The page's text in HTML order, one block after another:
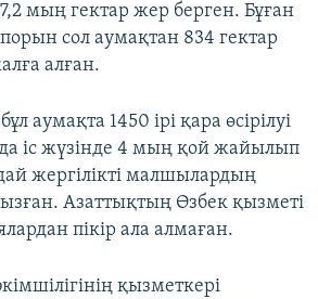
мың гектар жер берген. Бұған
сол аумақтан 834 гектар
алған.
аумақта 1450 ірі қара өсірілуі
іс жүзінде 4 мың қой жайылып
жергілікті малшылардың
Азаттықтың Өзбек қызметі
пікір ала алмаған.
қызметкері